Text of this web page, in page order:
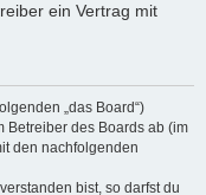
ein Vertrag mit
„das Board“)
Betreiber des Boards ab (im
den nachfolgenden
bist, so darfst du